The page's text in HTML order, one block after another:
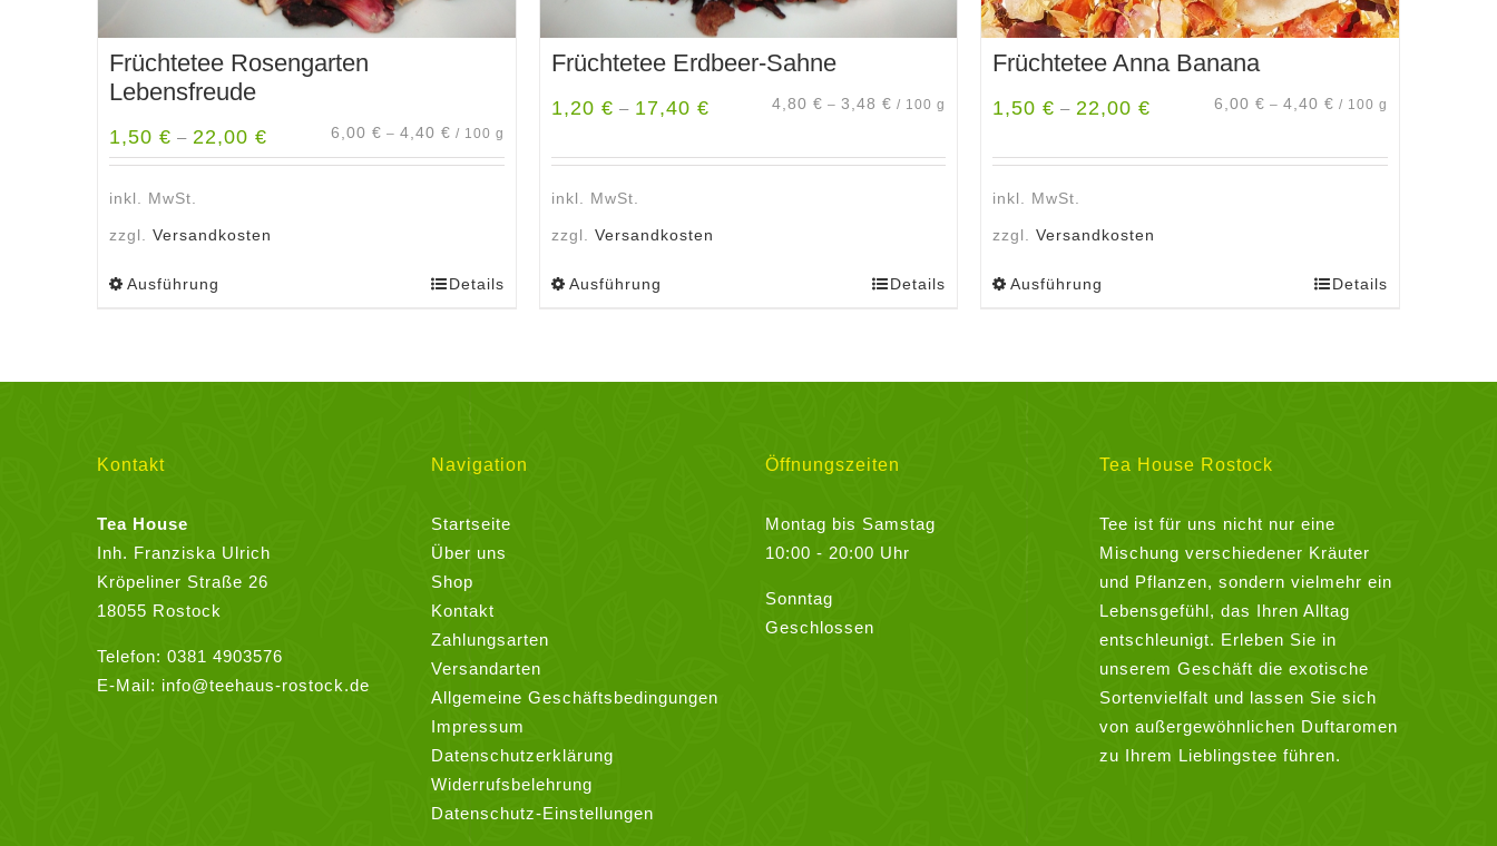
Früchtetee Rosengarten
Lebensfreude
1,50 € – 22,00 € 6,00 € – 4,40 € / 100 g
inkl. MwSt.
zzgl. Versandkosten
Ausführung
auf
der
Produktseite
werden
Details
Früchtetee Erdbeer-Sahne
1,20 € – 17,40 € 4,80€ –3,48€ / 100 g
inkl. MwSt.
zzgl. Versandkosten
Ausführung Details
Früchtetee Anna Banana
1,50€ – 22,00€ 6,00 € – 4,40 € / 100 g
inkl. MwSt.
zzgl.Versandkosten
Ausführung
Die
können
auf
der
Produktseite
gewählt
werden
Details
Kontakt
Tea House
Inh. Franziska Ulrich
Kröpeliner Straße 26
18055 Rostock
Telefon: 0381 4903576
E-Mail: info@teehaus-rostock.de
Navigation
Startseite
Über uns
Shop
Kontakt
Zahlungsarten
Versandarten
Allgemeine Geschäftsbedingungen
Impressum
Datenschutzerklärung
Widerrufsbelehrung
Datenschutz-Einstellungen
Öffnungszeiten
Montag bis Samstag
10:00 - 20:00 Uhr
Sonntag
Geschlossen
Tea House Rostock
Tee ist für uns nicht nur eine
Mischung verschiedener Kräuter
und Pflanzen, sondern vielmehr ein
Lebensgefühl, das Ihren Alltag
entschleunigt. Erleben Sie in
unserem Geschäft die exotische
Sortenvielfalt und lassen Sie sich
von außergewöhnlichen Duftaromen
zu Ihrem Lieblingstee führen.